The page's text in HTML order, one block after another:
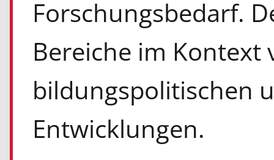
Forschungsbedarf.
Bereiche im Kontext
bildungspolitischen
Entwicklungen.